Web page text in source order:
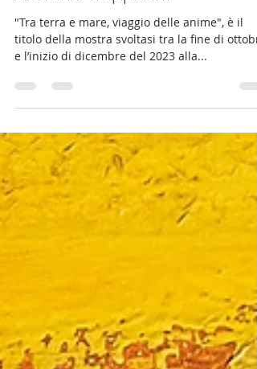
Le anime di Nino De Luca e
Stefano Trappolini
"Tra terra e mare, viaggio delle anime", è il
titolo della mostra svoltasi tra la fine di